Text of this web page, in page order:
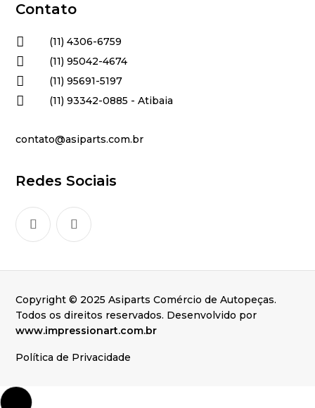
Contato
 (11) 4306-6759
 (11) 95042-4674
 (11) 95691-5197
 (11) 93342-0885 - Atibaia
contato@asiparts.com.br
Redes Sociais
Copyright © 2025 Asiparts Comércio de Autopeças.
Todos os direitos reservados. Desenvolvido por
www.impressionart.com.br
Política de Privacidade